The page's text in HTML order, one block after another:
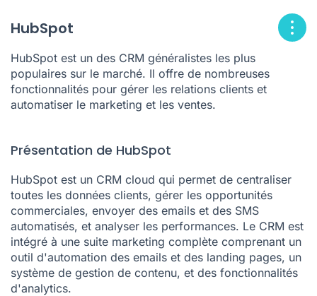
HubSpot
HubSpot est un des CRM généralistes les plus
populaires sur le marché. Il offre de nombreuses
fonctionnalités pour gérer les relations clients et
automatiser le marketing et les ventes.
Présentation de HubSpot
HubSpot est un CRM cloud qui permet de centraliser
toutes les données clients, gérer les opportunités
commerciales, envoyer des emails et des SMS
automatisés, et analyser les performances. Le CRM est
intégré à une suite marketing complète comprenant un
outil d'automation des emails et des landing pages, un
système de gestion de contenu, et des fonctionnalités
d'analytics.